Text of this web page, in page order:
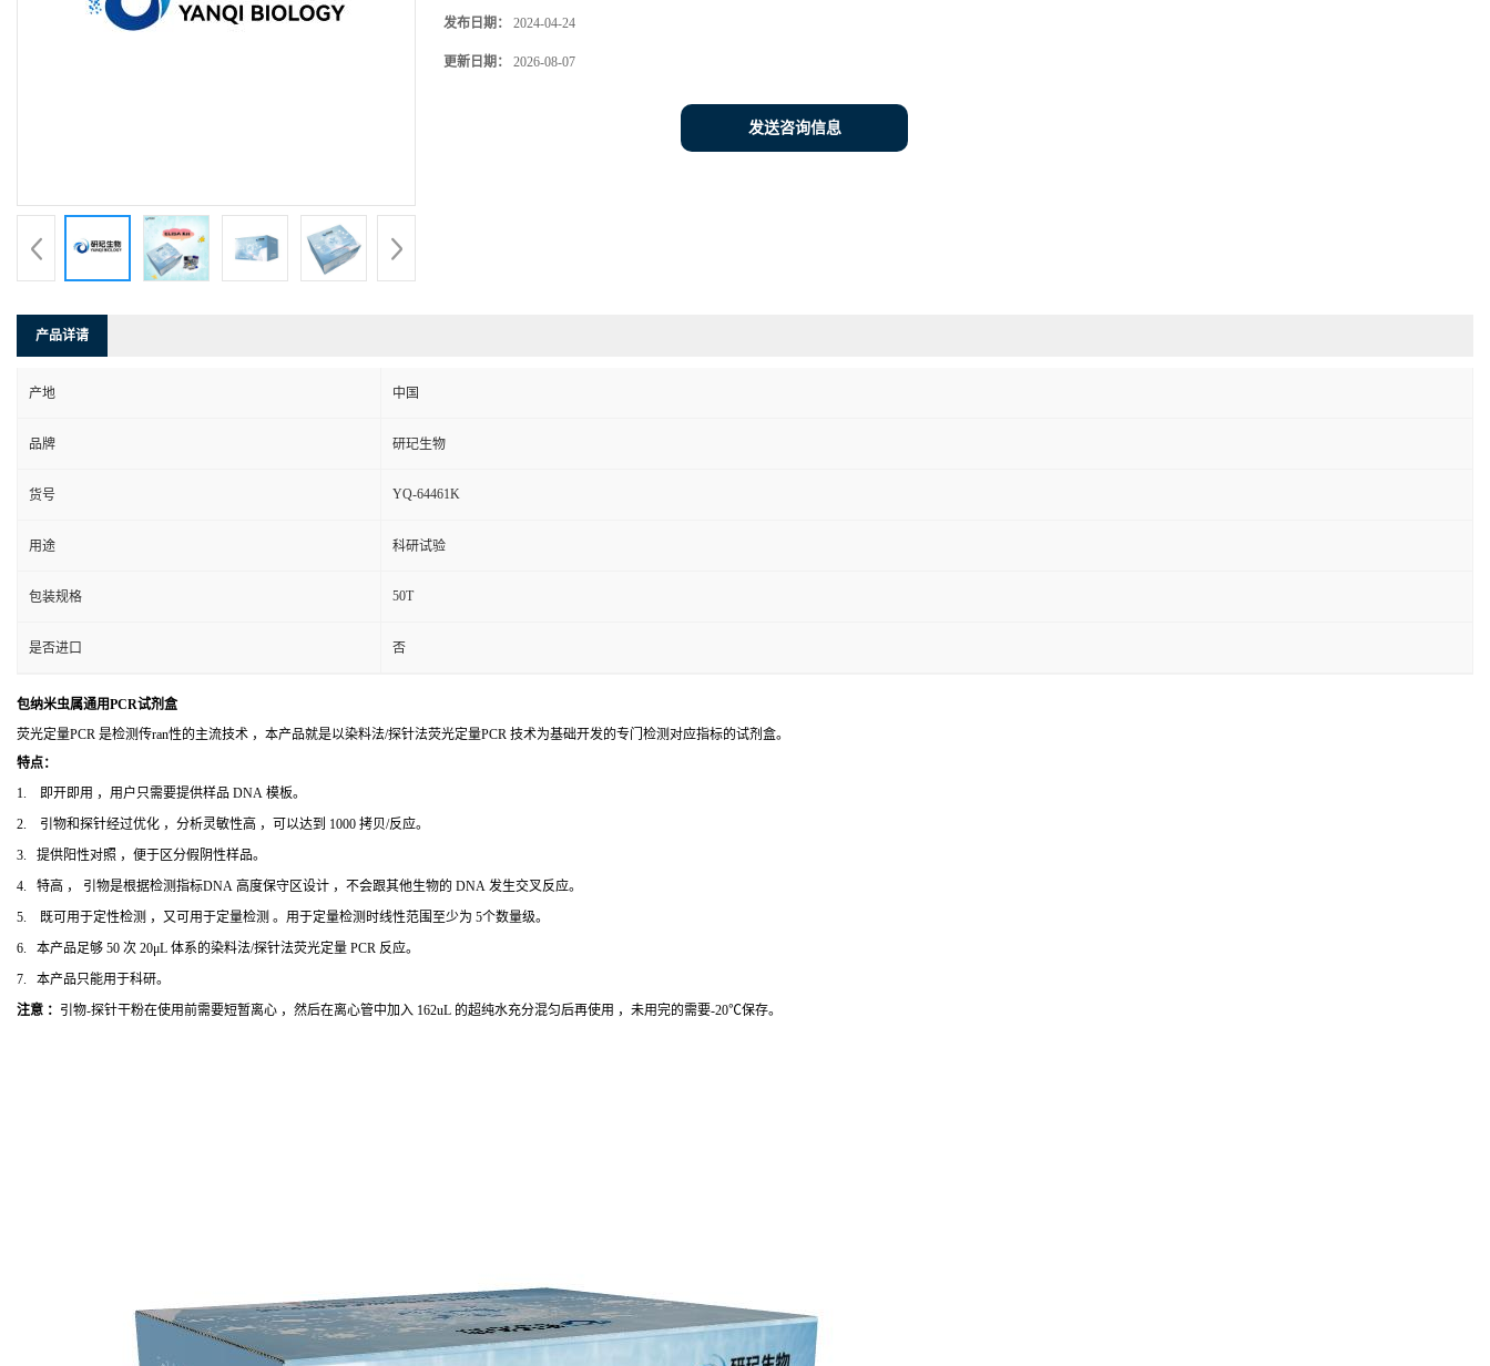
发布日期： 2024-04-24
更新日期： 2026-08-07
发送咨询信息
产品详请
产地 中国
品牌 研玘生物
货号 YQ-64461K
用途 科研试验
包装规格 50T
是否进口 否
包纳米虫属通用PCR试剂盒
荧光定量PCR 是检测传ran性的主流技术 ，本产品就是以染料法/探针法荧光定量PCR 技术为基础开发的专门检测对应指标的试剂盒。
特点：
1. 即开即用 ，用户只需要提供样品 DNA 模板。
2. 引物和探针经过优化 ，分析灵敏性高 ，可以达到 1000 拷贝/反应。
3. 提供阳性对照 ，便于区分假阴性样品。
4. 特高 ， 引物是根据检测指标DNA 高度保守区设计 ，不会跟其他生物的 DNA 发生交叉反应。
5. 既可用于定性检测 ，又可用于定量检测 。用于定量检测时线性范围至少为 5个数量级。
6. 本产品足够 50 次 20μL 体系的染料法/探针法荧光定量 PCR 反应。
7. 本产品只能用于科研。
注意 ： 引物-探针干粉在使用前需要短暂离心 ，然后在离心管中加入 162uL 的超纯水充分混匀后再使用 ，未用完的需要-20℃保存。